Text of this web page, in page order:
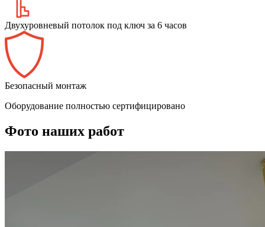
Двухуровневый потолок под ключ за 6 часов
Безопасный монтаж
Оборудование полностью сертифицировано
Фото наших работ